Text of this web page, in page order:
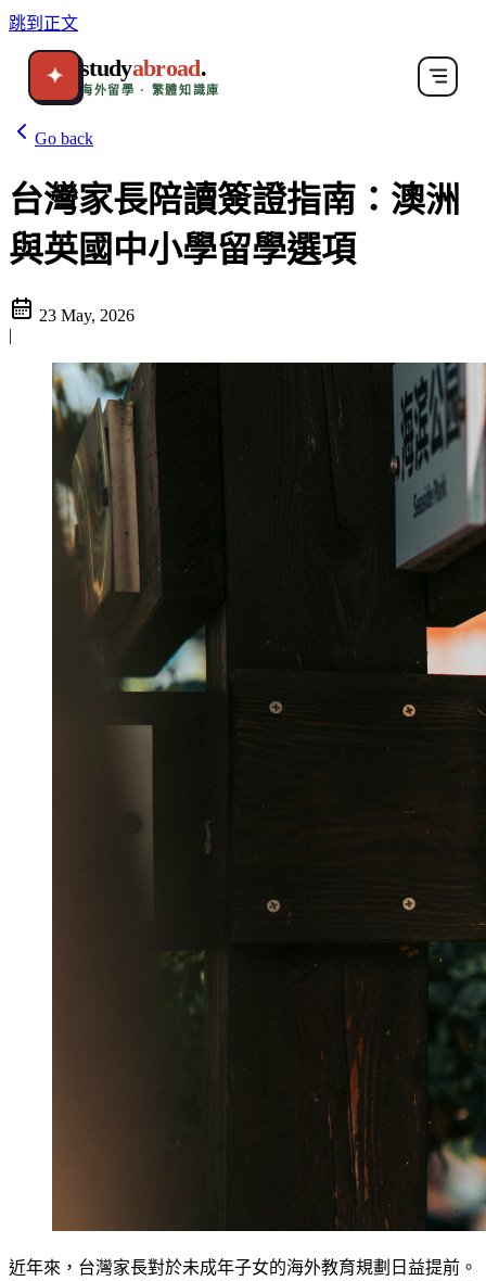
跳到正文
✦ studyabroad.
海外留學 · 繁體知識庫
Go back
台灣家長陪讀簽證指南：澳洲
與英國中小學留學選項
23 May, 2026
|
近年來，台灣家長對於未成年子女的海外教育規劃日益提前。